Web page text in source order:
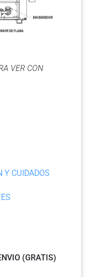
VER CON
Y CUIDADOS
(GRATIS)